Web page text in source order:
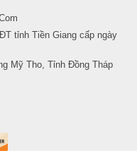
tỉnh Tiền Giang cấp ngày
Mỹ Tho, Tỉnh Đồng Tháp